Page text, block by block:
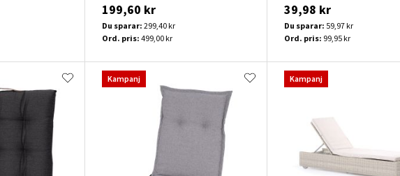
199,60 kr
Du sparar: 299,40 kr
Ord. pris: 499,00 kr
39,98 kr
Du sparar: 59,97 kr
Ord. pris: 99,95 kr
Kampanj Kampanj